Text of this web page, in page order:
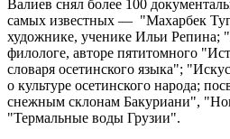
Валиев снял более 100
самых известных — "Махарбек
художнике, ученике Ильи Репина;
филологе, авторе пятитомного
словаря осетинского языка";
о культуре осетинского народа;
снежным склонам Бакуриани",
"Термальные воды Грузии".